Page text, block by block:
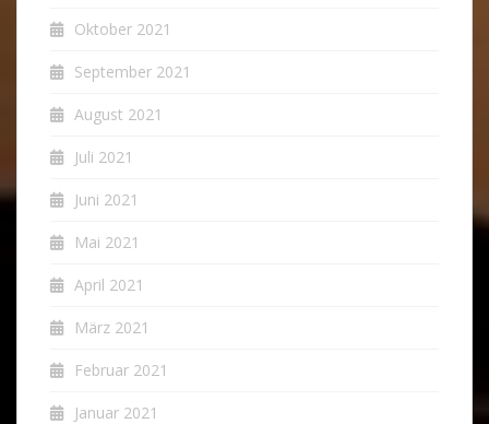
Oktober 2021
September 2021
August 2021
Juli 2021
Juni 2021
Mai 2021
April 2021
März 2021
Februar 2021
Januar 2021